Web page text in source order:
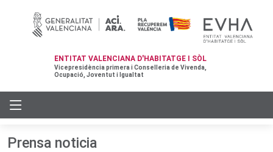
ENTITAT VALENCIANA D'HABITATGE I SÒL
Vicepresidència primera i Conselleria de Vivenda,
Ocupació, Joventut i Igualtat
Prensa noticia